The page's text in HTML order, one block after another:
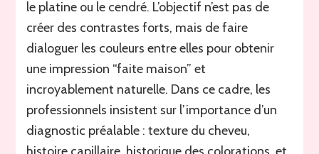
le platine ou le cendré. L’objectif n’est pas de
créer des contrastes forts, mais de faire
dialoguer les couleurs entre elles pour obtenir
une impression “faite maison” et
incroyablement naturelle. Dans ce cadre, les
professionnels insistent sur l’importance d’un
diagnostic préalable : texture du cheveu,